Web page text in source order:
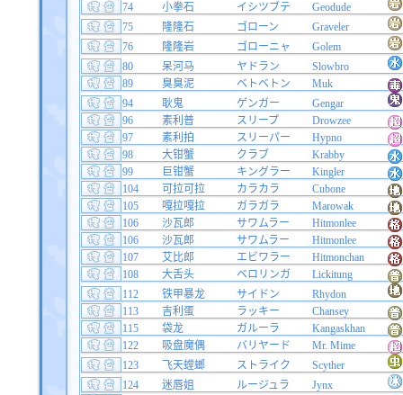
74
小拳石 イシツブテ
Geodude
75
隆隆石 ゴローン
Graveler
76
隆隆岩 ゴローニャ
Golem
80
呆河马 ヤドラン
Slowbro
89
臭臭泥 ベトベトン
Muk
94
耿鬼 ゲンガー
Gengar
96
素利普 スリープ
Drowzee
97
素利拍 スリーパー
Hypno
98
大钳蟹 クラブ
Krabby
99
巨钳蟹 キングラー
Kingler
104
可拉可拉 カラカラ
Cubone
105
嘎拉嘎拉 ガラガラ
Marowak
106
沙瓦郎 サワムラー
Hitmonlee
106
沙瓦郎 サワムラー
Hitmonlee
107
艾比郎 エビワラー
Hitmonchan
108
大舌头 ベロリンガ
Lickitung
112
铁甲暴龙 サイドン
Rhydon
113
吉利蛋 ラッキー
Chansey
115
袋龙 ガルーラ
Kangaskhan
122
吸盘魔偶 バリヤード
Mr. Mime
123
飞天螳螂 ストライク
Scyther
124
迷唇姐 ルージュラ
Jynx